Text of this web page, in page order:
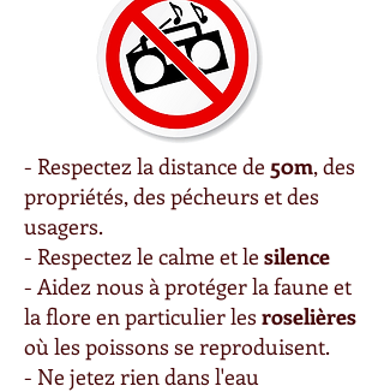
- Respectez la distance de 50m, des
propriétés, des pécheurs et des
usagers.
- Respectez le calme et le silence
- Aidez nous à protéger la faune et
la flore en particulier les roselières
où les poissons se reproduisent.
- Ne jetez rien dans l'eau